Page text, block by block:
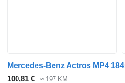
100,81 € ≈ 197 KM